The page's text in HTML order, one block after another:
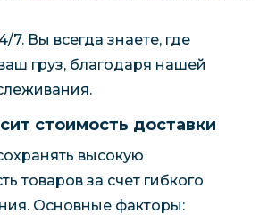
7. Вы всегда знаете, где
груз, благодаря нашей
стоимость доставки
высокую
товаров за счет гибкого
Основные факторы: